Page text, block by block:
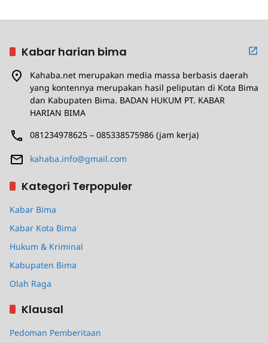
Kabar harian bima
Kahaba.net merupakan media massa berbasis daerah
yang kontennya merupakan hasil peliputan di Kota Bima
dan Kabupaten Bima. BADAN HUKUM PT. KABAR
HARIAN BIMA
081234978625 – 085338575986 (jam kerja)
kahaba.info@gmail.com
Kategori Terpopuler
Kabar Bima
Kabar Kota Bima
Hukum & Kriminal
Kabupaten Bima
Olah Raga
Klausal
Pedoman Pemberitaan